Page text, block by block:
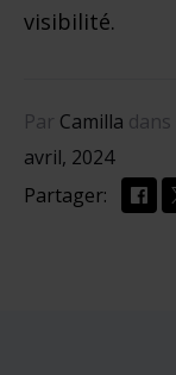
visibilité.
Par Camilla dans
avril, 2024
Partager: